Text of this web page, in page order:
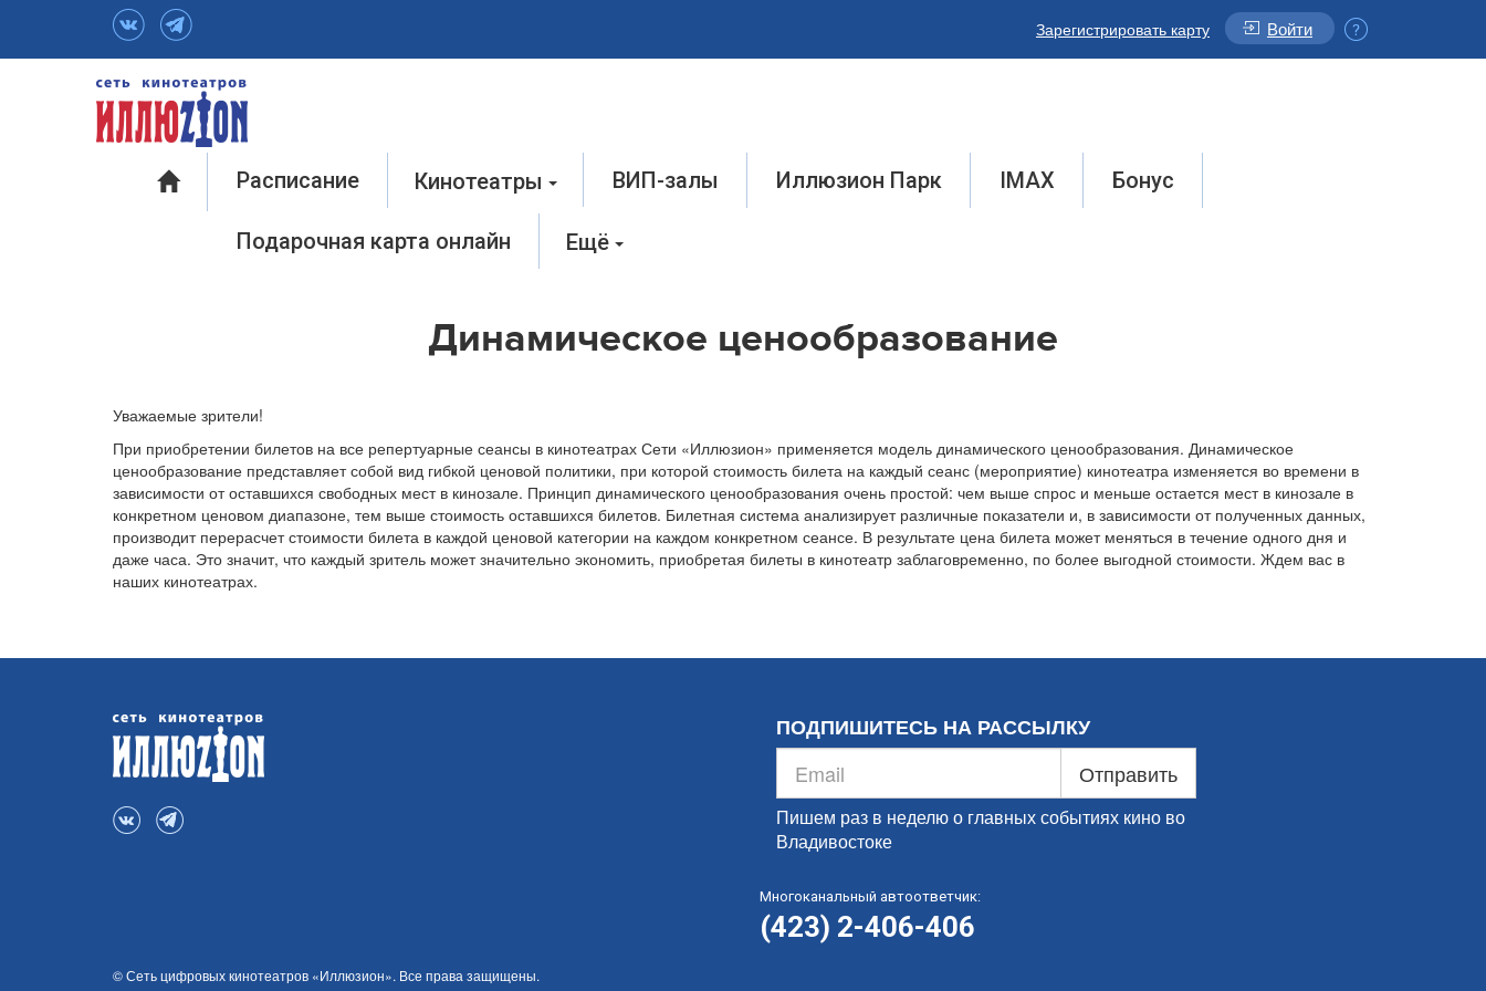
Зарегистрировать карту Войти
Расписание Кинотеатры ВИП-залы Иллюзион Парк IMAX Бонус
Подарочная карта онлайн Ещё
Динамическое ценообразование
Уважаемые зрители!
При приобретении билетов на все репертуарные сеансы в кинотеатрах Сети «Иллюзион» применяется модель динамического ценообразования. Динамическое
ценообразование представляет собой вид гибкой ценовой политики, при которой стоимость билета на каждый сеанс (мероприятие) кинотеатра изменяется во времени в
зависимости от оставшихся свободных мест в кинозале. Принцип динамического ценообразования очень простой: чем выше спрос и меньше остается мест в кинозале в
конкретном ценовом диапазоне, тем выше стоимость оставшихся билетов. Билетная система анализирует различные показатели и, в зависимости от полученных данных,
производит перерасчет стоимости билета в каждой ценовой категории на каждом конкретном сеансе. В результате цена билета может меняться в течение одного дня и
даже часа. Это значит, что каждый зритель может значительно экономить, приобретая билеты в кинотеатр заблаговременно, по более выгодной стоимости. Ждем вас в
наших кинотеатрах.
ПОДПИШИТЕСЬ НА РАССЫЛКУ
Отправить
Пишем раз в неделю о главных событиях кино во
Владивостоке
Многоканальный автоответчик:
(423) 2-406-406
© Сеть цифровых кинотеатров «Иллюзион». Все права защищены.